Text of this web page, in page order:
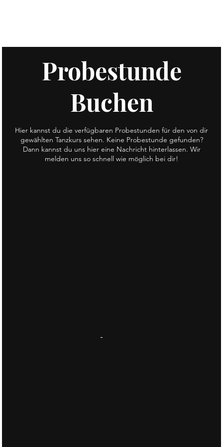
Probestunde
Buchen
Hier kannst du die verfügbaren Probestunden für den von dir
gewählten Tanzkurs sehen. Keine Probestunde gefunden?
Dann kannst du uns hier eine Nachricht hinterlassen. Wir
melden uns so schnell wie möglich bei dir!